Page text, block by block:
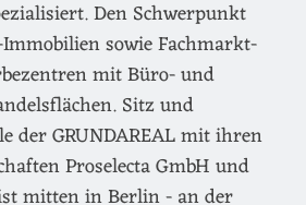
Den Schwerpunkt
sowie Fachmarkt-
mit Büro- und
Sitz und
der GRUNDAREAL mit ihren
Proselecta GmbH und
mitten in Berlin - an der